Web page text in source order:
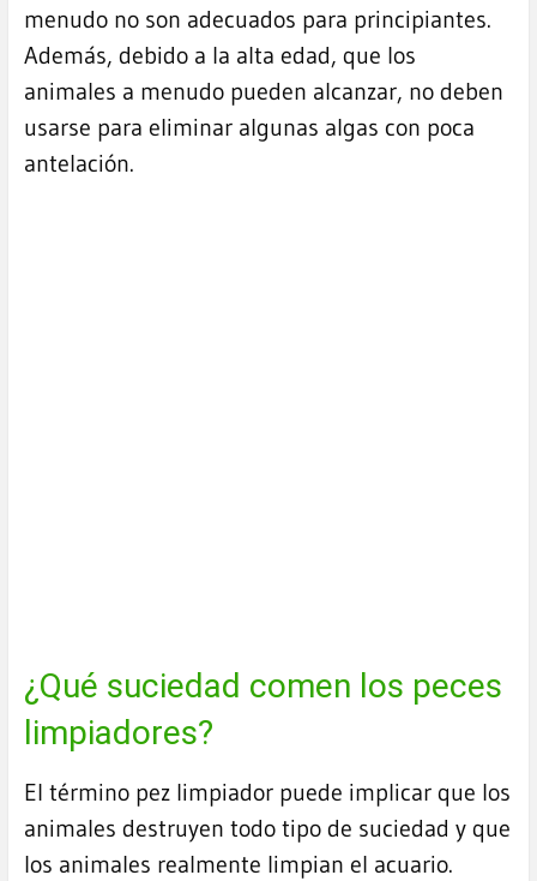
menudo no son adecuados para principiantes.
Además, debido a la alta edad, que los
animales a menudo pueden alcanzar, no deben
usarse para eliminar algunas algas con poca
antelación.
¿Qué suciedad comen los peces
limpiadores?
El término pez limpiador puede implicar que los
animales destruyen todo tipo de suciedad y que
los animales realmente limpian el acuario.